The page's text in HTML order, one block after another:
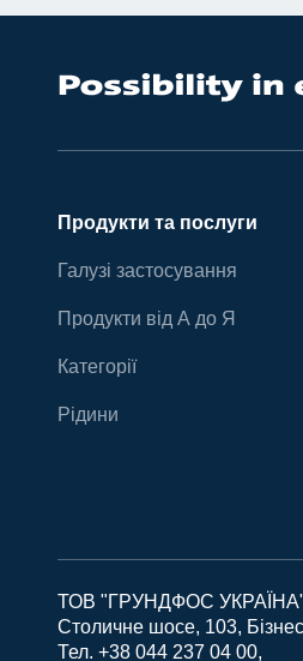
Продукти та послуги
Галузі застосування
Продукти від А до Я
Категорії
Рідини
ТОВ "ГРУНДФОС
Столичне шосе, 103,
Тел. +38 044 237 04 00